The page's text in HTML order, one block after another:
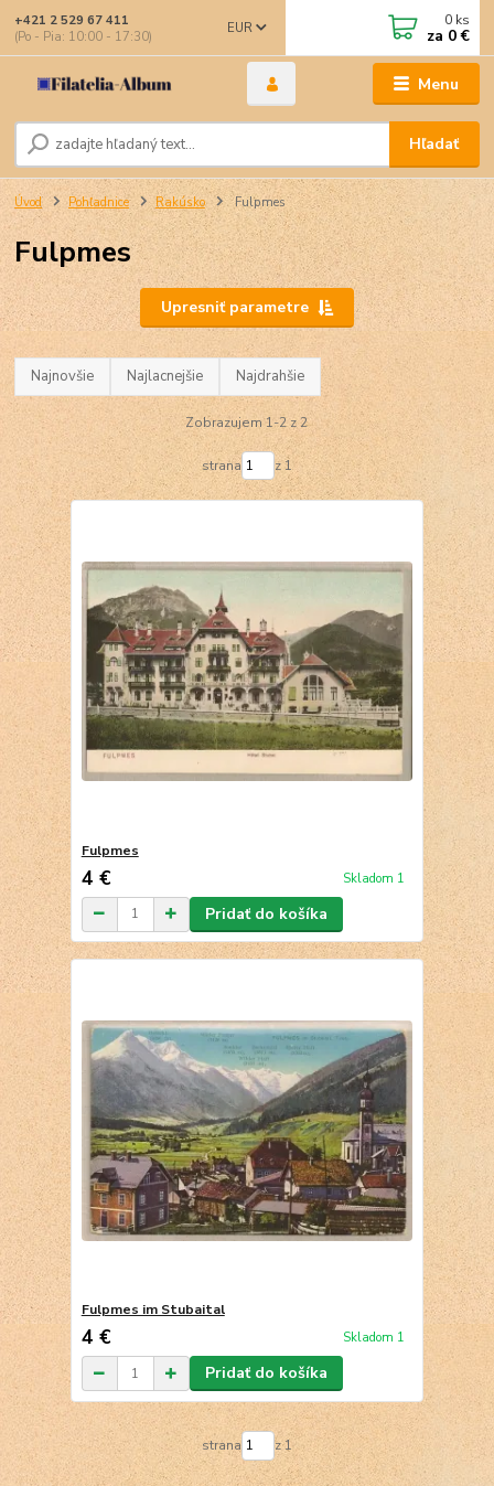
Menu
EUR
Hľadať
+421 2 529 67 411
(Po - Pia: 10:00 - 17:30)
0 ks
za 0 €
Úvod Pohľadnice Rakúsko Fulpmes
Fulpmes
Upresniť parametre
Najnovšie Najlacnejšie Najdrahšie
Zobrazujem 1-2 z 2
strana z 1
Fulpmes
4 € Skladom 1
Pridať do košíka
Fulpmes im Stubaital
4 € Skladom 1
Pridať do košíka
strana z 1